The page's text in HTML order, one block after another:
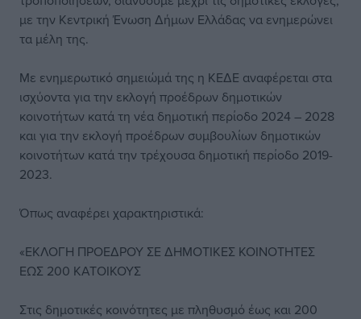
με την Κεντρική Ένωση Δήμων Ελλάδας να ενημερώνει
τα μέλη της.
Με ενημερωτικό σημειώμά της η ΚΕΔΕ αναφέρεται στα
ισχύοντα για την εκλογή προέδρων δημοτικών
κοινοτήτων κατά τη νέα δημοτική περίοδο 2024 – 2028
και για την εκλογή προέδρων συμβουλίων δημοτικών
κοινοτήτων κατά την τρέχουσα δημοτική περίοδο 2019-
2023.
Όπως αναφέρει χαρακτηριστικά:
«ΕΚΛΟΓΗ ΠΡΟΕΔΡΟΥ ΣΕ ΔΗΜΟΤΙΚΕΣ ΚΟΙΝΟΤΗΤΕΣ
ΕΩΣ 200 ΚΑΤΟΙΚΟΥΣ
Στις δημοτικές κοινότητες µε πληθυσμό έως και 200